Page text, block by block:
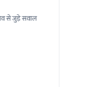
से जुड़े सवाल